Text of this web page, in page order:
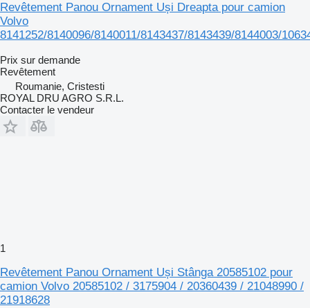
Revêtement Panou Ornament Uși Dreapta pour camion
Volvo
8141252/8140096/8140011/8143437/8143439/8144003/
Prix sur demande
Revêtement
Roumanie, Cristesti
ROYAL DRU AGRO S.R.L.
Contacter le vendeur
1
Revêtement Panou Ornament Uși Stânga 20585102 pour
camion Volvo 20585102 / 3175904 / 20360439 / 21048990 /
21918628